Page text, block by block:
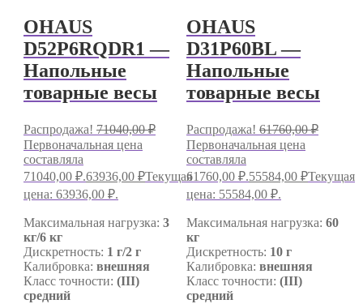
OHAUS
D52P6RQDR1 —
Напольные
товарные весы
Распродажа! 71040,00₽
Первоначальная цена
составляла
71040,00 ₽.63936,00 ₽Текущая
цена: 63936,00 ₽.
Максимальная нагрузка: 3
кг/6 кг
Дискретность: 1 г/2 г
Калибровка: внешняя
Класс точности: (III)
средний
OHAUS
D31P60BL —
Напольные
товарные весы
Распродажа! 61760,00₽
Первоначальная цена
составляла
61760,00 ₽.55584,00 ₽Текущая
цена: 55584,00 ₽.
Максимальная нагрузка: 60
кг
Дискретность: 10 г
Калибровка: внешняя
Класс точности: (III)
средний